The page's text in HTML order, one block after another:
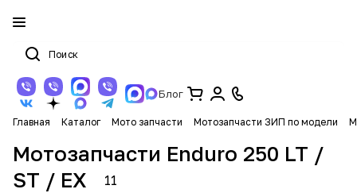
Блог
Главная Каталог Мото запчасти Мотозапчасти ЗИП по модели
Мотозапчасти Enduro 250 LT /
ST / EX
11